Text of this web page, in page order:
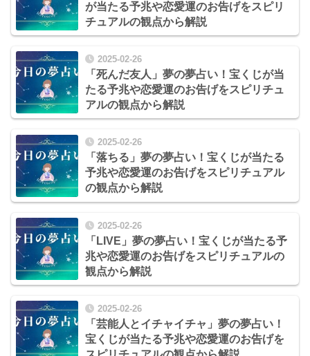
が当たる予兆や恋愛運のお告げをスピリ
チュアルの観点から解説
2025-02-26
「死んだ友人」夢の夢占い！宝くじが当
たる予兆や恋愛運のお告げをスピリチュ
アルの観点から解説
2025-02-26
「落ちる」夢の夢占い！宝くじが当たる
予兆や恋愛運のお告げをスピリチュアル
の観点から解説
2025-02-26
「LIVE」夢の夢占い！宝くじが当たる予
兆や恋愛運のお告げをスピリチュアルの
観点から解説
2025-02-26
「芸能人とイチャイチャ」夢の夢占い！
宝くじが当たる予兆や恋愛運のお告げを